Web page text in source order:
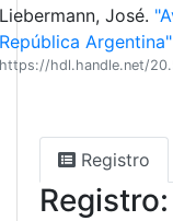
Liebermann, José.
República Argentina"
https://hdl.handle.net/
Registro
Registro: